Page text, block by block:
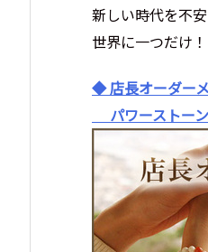
新しい時代を不
世界に一つだけ
◆ 店長オーダー
パワーストー